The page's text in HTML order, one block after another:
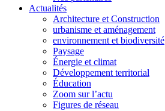
Actualités
Architecture et Construction
urbanisme et aménagement
environnement et biodiversité
Paysage
Énergie et climat
Développement territorial
Éducation
Zoom sur l’actu
Figures de réseau